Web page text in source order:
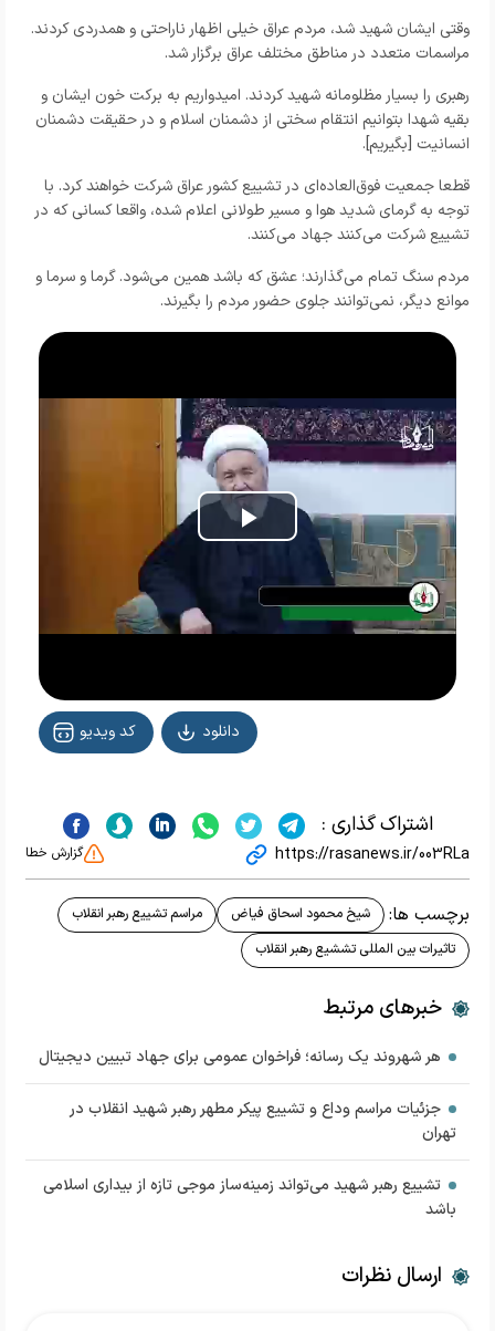
وقتی ایشان شهید شد، مردم عراق خیلی اظهار ناراحتی و همدردی کردند.
مراسمات متعدد در مناطق مختلف عراق برگزار شد.
رهبری را بسیار مظلومانه شهید کردند. امیدواریم به برکت خون ایشان و
بقیه شهدا بتوانیم انتقام سختی از دشمنان اسلام و در حقیقت دشمنان
انسانیت [بگیریم].
قطعا جمعیت فوق‌العاده‌ای در تشییع کشور عراق شرکت خواهند کرد. با
توجه به گرمای شدید هوا و مسیر طولانی اعلام شده، واقعا کسانی که در
تشییع شرکت می‌کنند جهاد می‌کنند.
مردم سنگ تمام می‌گذارند؛ عشق که باشد همین می‌شود. گرما و سرما و
موانع دیگر، نمی‌توانند جلوی حضور مردم را بگیرند.
Play
Video
کد ویدیو دانلود
اشتراک گذاری :
https://rasanews.ir/003RLa گزارش خطا
برچسب ها: شیخ محمود اسحاق فیاض
مراسم تشییع رهبر انقلاب
تاثیرات بین المللی تششیع رهبر انقلاب
خبرهای مرتبط
هر شهروند یک رسانه؛ فراخوان عمومی برای جهاد تبیین دیجیتال
جزئیات مراسم‌ وداع و تشییع پیکر مطهر رهبر شهید انقلاب در
تهران
تشییع رهبر شهید می‌تواند زمینه‌ساز موجی تازه از بیداری اسلامی
باشد
ارسال نظرات